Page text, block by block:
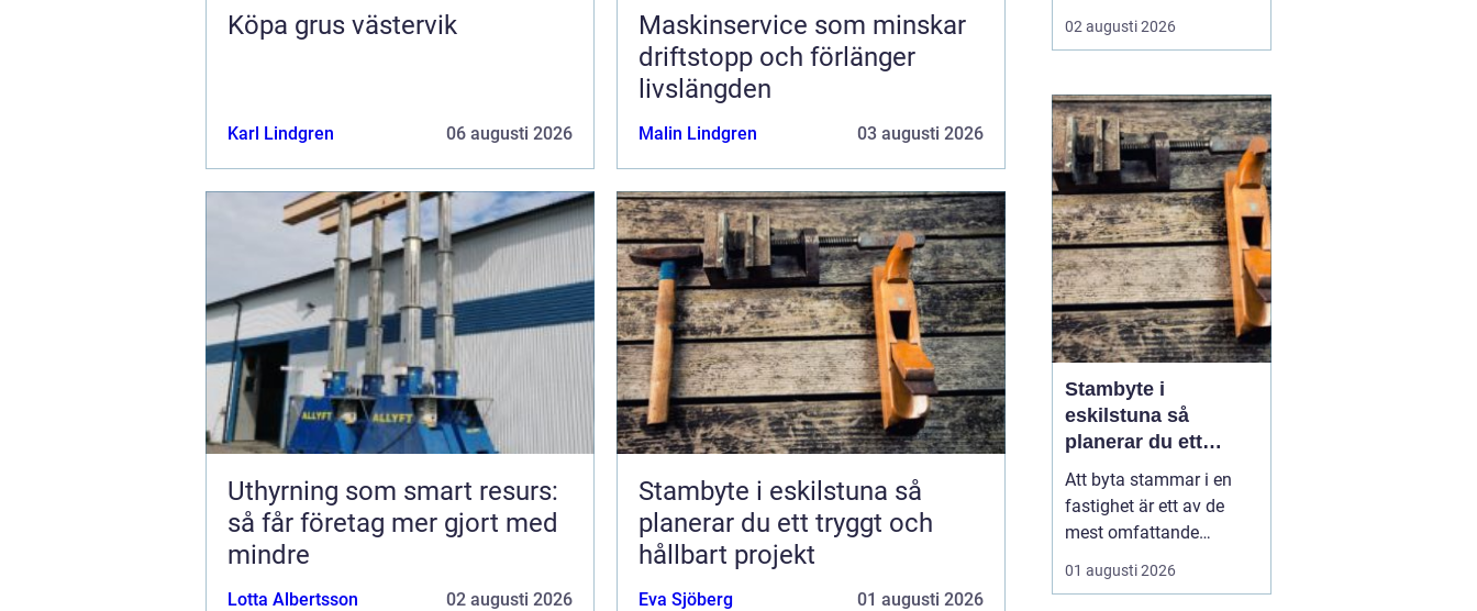
Köpa grus västervik
Karl Lindgren 06 augusti 2026
Maskinservice som minskar
driftstopp och förlänger
livslängden
Malin Lindgren 03 augusti 2026
Uthyrning som smart resurs:
så får företag mer gjort med
mindre
Lotta Albertsson 02 augusti 2026
Stambyte i eskilstuna så
planerar du ett tryggt och
hållbart projekt
Eva Sjöberg 01 augusti 2026
strategi för många
företag. I stället för att
utrustning väljer allt fler
att hyra. Det frigör både
pengar o...
02 augusti 2026
Stambyte i
eskilstuna så
planerar du ett
tryggt och hållbart
projekt
Att byta stammar i en
fastighet är ett av de
mest omfattande
ingreppen som kan
göras i ett hus.
01 augusti 2026